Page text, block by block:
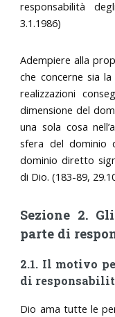
responsabilità
3.1.1986)
Adempiere alla
che concerne sia
realizzazioni
dimensione del
una sola cosa
sfera del dominio
dominio diretto
di Dio. (183-89,
Sezione 2.
parte di
2.1. Il motivo
di
Dio ama tutte le